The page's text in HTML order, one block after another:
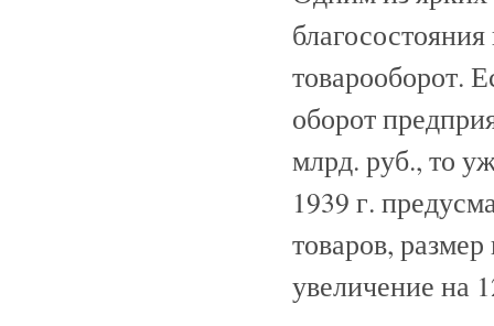
товарооборот.
оборот
млрд. руб., то
1939 г.
товаров,
увеличение на